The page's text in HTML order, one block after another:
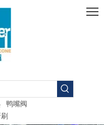
鸭嘴阀